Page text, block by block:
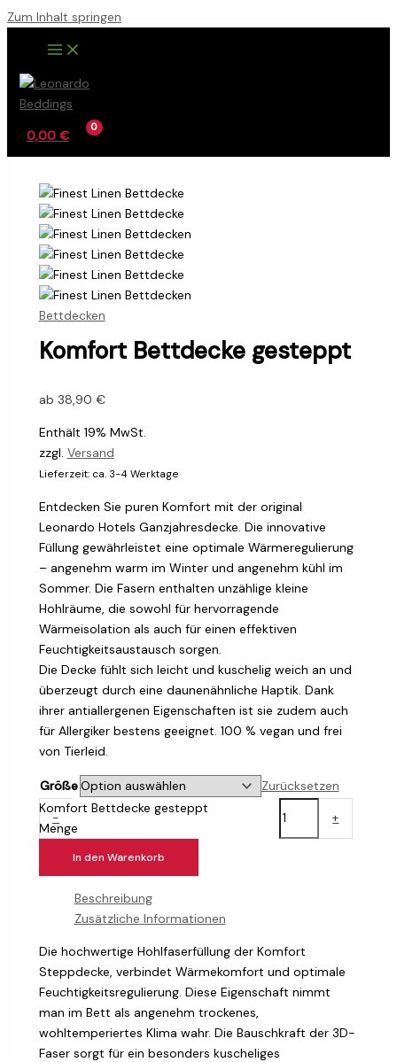
Zum Inhalt springen
0,00 €
Bettdecken
Komfort Bettdecke gesteppt
ab 38,90 €
Enthält 19% MwSt.
zzgl. Versand
Lieferzeit: ca. 3-4 Werktage
Entdecken Sie puren Komfort mit der original
Leonardo Hotels Ganzjahresdecke. Die innovative
Füllung gewährleistet eine optimale Wärmeregulierung
– angenehm warm im Winter und angenehm kühl im
Sommer. Die Fasern enthalten unzählige kleine
Hohlräume, die sowohl für hervorragende
Wärmeisolation als auch für einen effektiven
Feuchtigkeitsaustausch sorgen.
Die Decke fühlt sich leicht und kuschelig weich an und
überzeugt durch eine daunenähnliche Haptik. Dank
ihrer antiallergenen Eigenschaften ist sie zudem auch
für Allergiker bestens geeignet. 100 % vegan und frei
von Tierleid.
Größe Zurücksetzen
-
Komfort Bettdecke gesteppt
Menge
+
In den Warenkorb
Beschreibung
Zusätzliche Informationen
Die hochwertige Hohlfaserfüllung der Komfort
Steppdecke, verbindet Wärmekomfort und optimale
Feuchtigkeitsregulierung. Diese Eigenschaft nimmt
man im Bett als angenehm trockenes,
wohltemperiertes Klima wahr. Die Bauschkraft der 3D-
Faser sorgt für ein besonders kuscheliges